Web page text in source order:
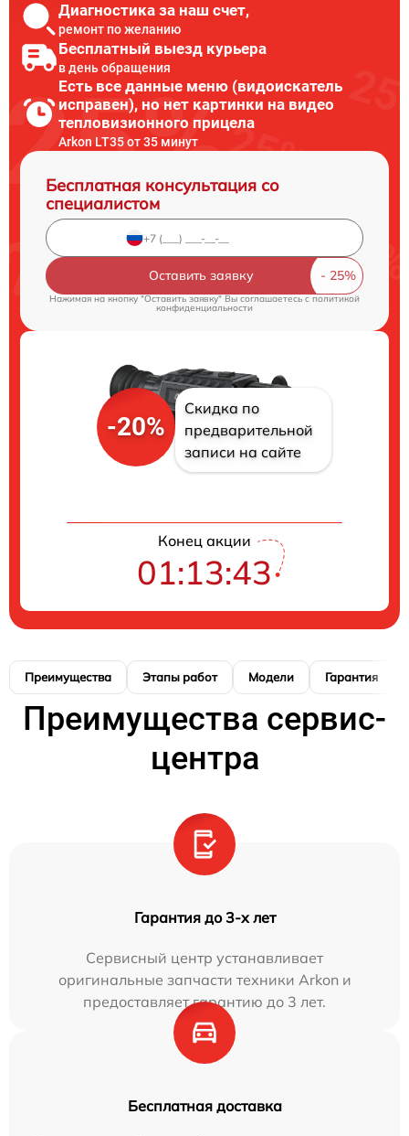
Диагностика за наш счет,
ремонт по желанию
Бесплатный выезд курьера
в день обращения
Есть все данные меню (видоискатель
исправен), но нет картинки на видео
тепловизионного прицела
Arkon LT35 от 35 минут
Бесплатная консультация со
специалистом
Оставить заявку
Нажимая на кнопку "Оставить заявку" Вы соглашаетесь c политикой
конфиденциальности
-20%
Скидка по
предварительной
записи на сайте
Конец акции
01:13:42
Преимущества Этапы работ Модели Гарантия
Преимущества сервис-
центра
Гарантия до 3-х лет
Сервисный центр устанавливает
оригинальные запчасти техники Arkon и
предоставляет гарантию до 3 лет.
Бесплатная доставка